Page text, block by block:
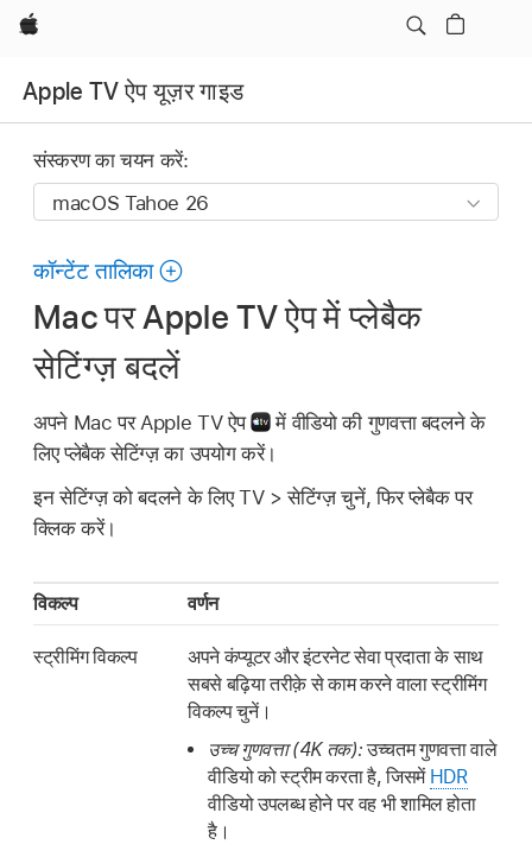
Apple
Apple TV ऐप यूज़र गाइड
संस्करण का चयन करें:
कॉन्टेंट तालिका
Mac पर Apple TV ऐप में प्लेबैक
सेटिंग्ज़ बदलें
अपने Mac पर Apple TV ऐप
में वीडियो की गुणवत्ता बदलने के
लिए प्लेबैक सेटिंग्ज़ का उपयोग करें।
इन सेटिंग्ज़ को बदलने के लिए TV > सेटिंग्ज़ चुनें, फिर प्लेबैक पर
क्लिक करें।
विकल्प वर्णन
स्ट्रीमिंग विकल्प
अपने कंप्यूटर और इंटरनेट सेवा प्रदाता के साथ
सबसे बढ़िया तरीक़े से काम करने वाला स्ट्रीमिंग
विकल्प चुनें।
उच्च गुणवत्ता (4K तक):उच्चतम गुणवत्ता वाले
वीडियो को स्ट्रीम करता है, जिसमें HDR
वीडियो उपलब्ध होने पर वह भी शामिल होता
है।